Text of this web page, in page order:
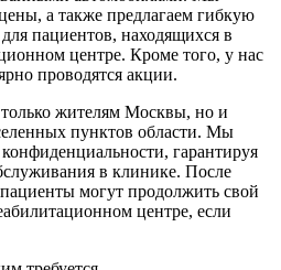
а также предлагаем гибкую
пациентов, находящихся в
центре. Кроме того, у нас
проводятся акции.
жителям Москвы, но и
пунктов области. Мы
гарантируя
в клинике. После
могут продолжить свой
центре, если